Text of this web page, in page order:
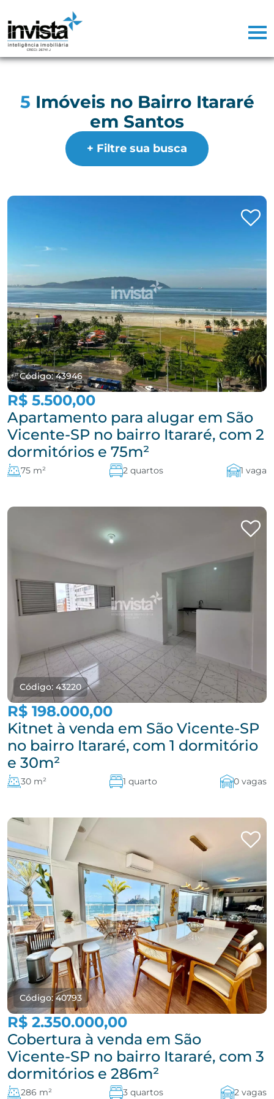
5 Imóveis no Bairro Itararé
em Santos
+ Filtre sua busca
Código: 43946
R$ 5.500,00
Apartamento para alugar em São
Vicente-SP no bairro Itararé, com 2
dormitórios e 75m²
75 m² 2 quartos 1 vaga
Código: 43220
R$ 198.000,00
Kitnet à venda em São Vicente-SP
no bairro Itararé, com 1 dormitório
e 30m²
30 m² 1 quarto 0 vagas
Código: 40793
R$ 2.350.000,00
Cobertura à venda em São
Vicente-SP no bairro Itararé, com 3
dormitórios e 286m²
286 m² 3 quartos 2 vagas